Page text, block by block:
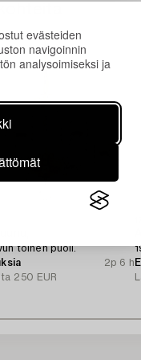
evästeiden
navigoinnin
analysoimiseksi ja
toinen puoli.
2p 6 h
250 EUR